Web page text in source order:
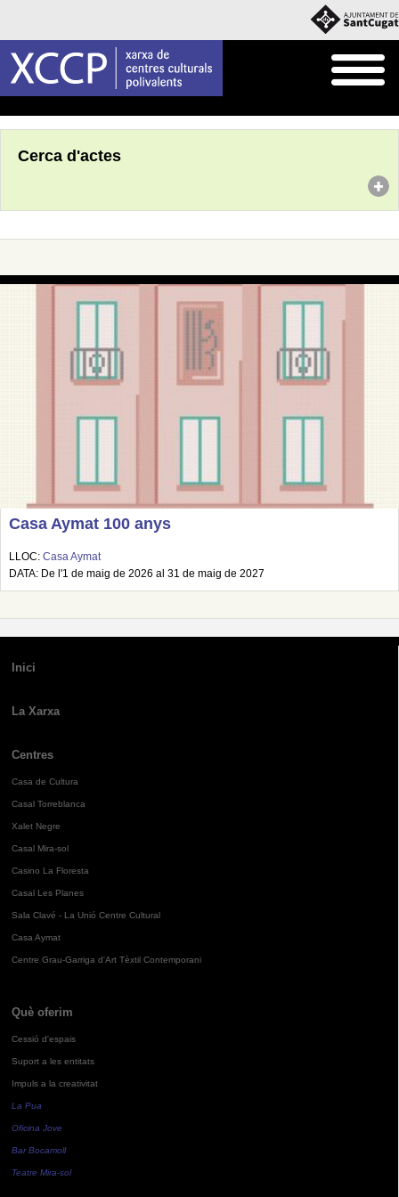
Cerca d'actes
Casa Aymat 100 anys
LLOC: Casa Aymat
DATA: De l'1 de maig de 2026 al 31 de maig de 2027
Inici
La Xarxa
Centres
Casa de Cultura
Casal Torreblanca
Xalet Negre
Casal Mira-sol
Casino La Floresta
Casal Les Planes
Sala Clavé - La Unió Centre Cultural
Casa Aymat
Centre Grau-Garriga d'Art Tèxtil Contemporani
Què oferim
Cessió d'espais
Suport a les entitats
Impuls a la creativitat
La Pua
Oficina Jove
Bar Bocamoll
Teatre Mira-sol